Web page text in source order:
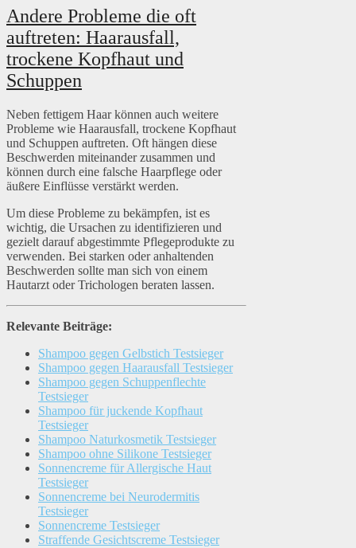
Andere Probleme die oft
auftreten: Haarausfall,
trockene Kopfhaut und
Schuppen
Neben fettigem Haar können auch weitere
Probleme wie Haarausfall, trockene Kopfhaut
und Schuppen auftreten. Oft hängen diese
Beschwerden miteinander zusammen und
können durch eine falsche Haarpflege oder
äußere Einflüsse verstärkt werden.
Um diese Probleme zu bekämpfen, ist es
wichtig, die Ursachen zu identifizieren und
gezielt darauf abgestimmte Pflegeprodukte zu
verwenden. Bei starken oder anhaltenden
Beschwerden sollte man sich von einem
Hautarzt oder Trichologen beraten lassen.
Relevante Beiträge:
Shampoo gegen Gelbstich Testsieger
Shampoo gegen Haarausfall Testsieger
Shampoo gegen Schuppenflechte
Testsieger
Shampoo für juckende Kopfhaut
Testsieger
Shampoo Naturkosmetik Testsieger
Shampoo ohne Silikone Testsieger
Sonnencreme für Allergische Haut
Testsieger
Sonnencreme bei Neurodermitis
Testsieger
Sonnencreme Testsieger
Straffende Gesichtscreme Testsieger